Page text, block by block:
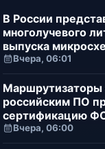
В России
многолучевого
выпуска
Вчера, 06:01
Маршрутизаторы
российским ПО
сертификацию
Вчера, 06:00